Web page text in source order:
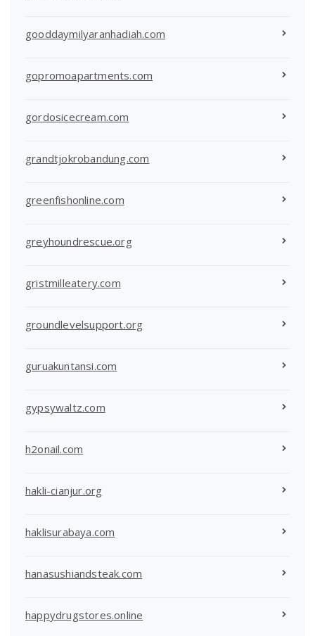
gooddaymilyaranhadiah.com
gopromoapartments.com
gordosicecream.com
grandtjokrobandung.com
greenfishonline.com
greyhoundrescue.org
gristmilleatery.com
groundlevelsupport.org
guruakuntansi.com
gypsywaltz.com
h2onail.com
hakli-cianjur.org
haklisurabaya.com
hanasushiandsteak.com
happydrugstores.online